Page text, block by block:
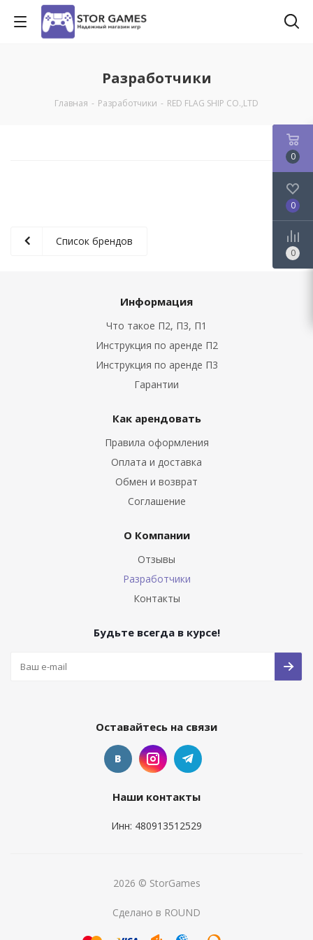
Разработчики
Главная - Разработчики - RED FLAG SHIP CO.,LTD
Список брендов
Информация
Что такое П2, П3, П1
Инструкция по аренде П2
Инструкция по аренде П3
Гарантии
Как арендовать
Правила оформления
Оплата и доставка
Обмен и возврат
Соглашение
О Компании
Отзывы
Разработчики
Контакты
Будьте всегда в курсе!
Оставайтесь на связи
Наши контакты
Инн: 480913512529
2026 © StorGames
Сделано в ROUND
0
0
0